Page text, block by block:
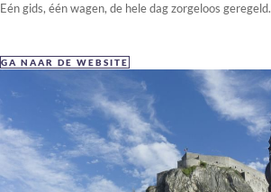
Eén gids, één wagen, de hele dag zorgeloos geregeld.
GA NAAR DE WEBSITE